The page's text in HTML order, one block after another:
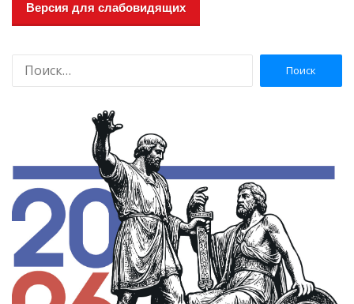
Версия для слабовидящих